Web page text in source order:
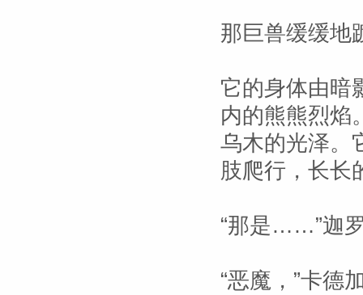
那巨兽缓缓地
它的身体由暗
内的熊熊烈焰
乌木的光泽。
肢爬行，长长
“那是……”迦
“恶魔，”卡德